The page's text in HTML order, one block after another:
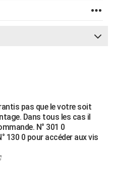
pas que le votre soit
Dans tous les cas il
N° 301 0
130 0 pour accéder aux vis